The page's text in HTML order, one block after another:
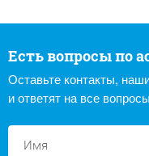
Есть вопросы по
Оставьте контакты,
и ответят на все вопросы